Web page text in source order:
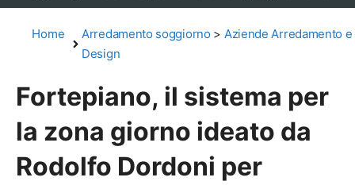
Home Arredamento soggiorno > Aziende Arredamento e
Design
Fortepiano, il sistema per
la zona giorno ideato da
Rodolfo Dordoni per